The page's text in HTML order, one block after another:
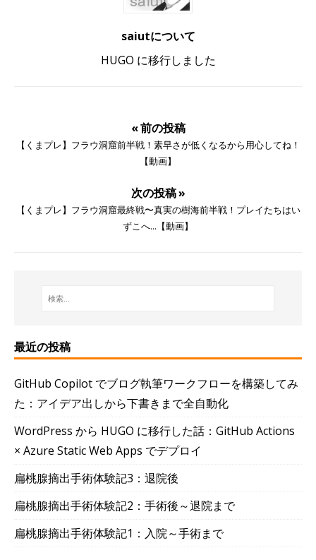
saiutについて
HUGO に移行しました
« 前の投稿
【くまプレ】フラウ洞窟前半戦！素早さが低くなるから用心してね！
【動画】
次の投稿 »
【くまプレ】フラウ洞窟最終戦〜真実の樹海前半戦！プレイたちはい
ずこへ...【動画】
最近の投稿
GitHub Copilot でブログ執筆ワークフローを構築してみ
た：アイデア出しから下書きまで全自動化
WordPress から HUGO に移行した話：GitHub Actions
× Azure Static Web Apps でデプロイ
扁桃腺摘出手術体験記3：退院後
扁桃腺摘出手術体験記2：手術後～退院まで
扁桃腺摘出手術体験記1：入院～手術まで